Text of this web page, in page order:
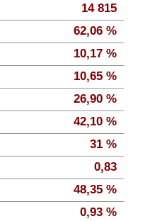
14 815
62,06 %
10,17 %
10,65 %
26,90 %
42,10 %
31 %
0,83
48,35 %
0,93 %